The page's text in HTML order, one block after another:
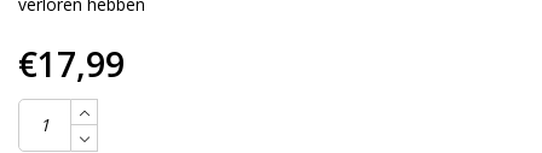
€17,99